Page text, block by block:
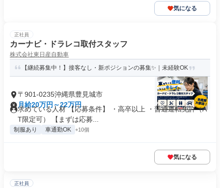
気になる
正社員
カーナビ・ドラレコ取付スタッフ
株式会社東日産自動車
【継続募集中！】接客なし・新ポジションの募集✨｜未経験OK
〒901-0235沖縄県豊見城市
月給20万円～22万円
求めている人材 【応募条件】 ・高卒以上 ・普通運転免許（A
T限定可） 【まずは応募...
制服あり 車通勤OK +10個
気になる
正社員